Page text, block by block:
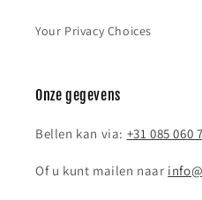
Your Privacy Choices
Onze gegevens
Bellen kan via: +31 085 060
Of u kunt mailen naar